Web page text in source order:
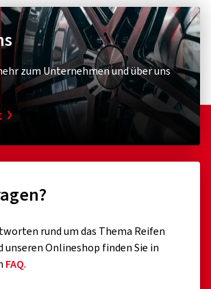
zum Unternehmen und über uns
rund um das Thema Reifen
unseren Onlineshop finden Sie in
FAQ.